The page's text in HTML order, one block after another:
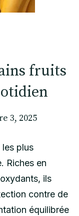
fruits
3, 2025
plus
Riches en
ils
contre de
équilibrée